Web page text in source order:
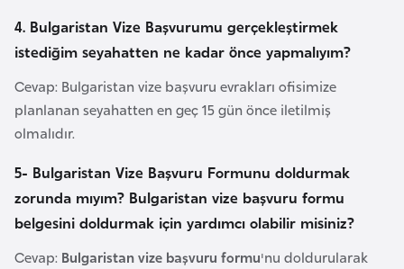
4. Bulgaristan Vize Başvurumu gerçekleştirmek
istediğim seyahatten ne kadar önce yapmalıyım?
Cevap: Bulgaristan vize başvuru evrakları ofisimize
planlanan seyahatten en geç 15 gün önce iletilmiş
olmalıdır.
5- Bulgaristan Vize Başvuru Formunu doldurmak
zorunda mıyım? Bulgaristan vize başvuru formu
belgesini doldurmak için yardımcı olabilir misiniz?
Cevap: Bulgaristan vize başvuru formu'nu doldurularak
e
G
r
e
a
d
a